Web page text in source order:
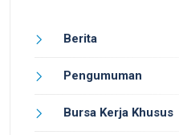
Berita
Pengumuman
Bursa Kerja Khusus